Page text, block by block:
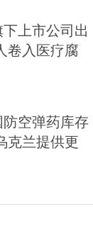
下上市公司出
卷入医疗腐
空弹药库存
克兰提供更